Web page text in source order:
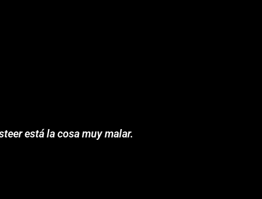
está la cosa muy malar.